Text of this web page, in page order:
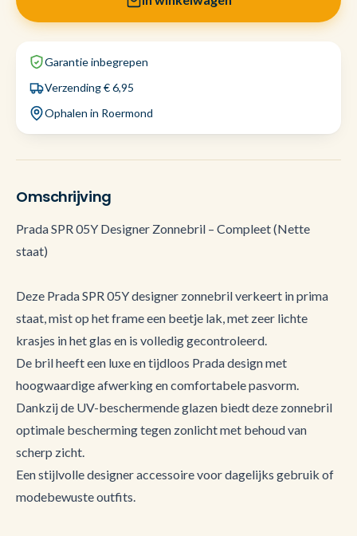
Garantie inbegrepen
Verzending € 6,95
Ophalen in Roermond
Omschrijving
Prada SPR 05Y Designer Zonnebril – Compleet (Nette
staat)
Deze Prada SPR 05Y designer zonnebril verkeert in prima
staat, mist op het frame een beetje lak, met zeer lichte
krasjes in het glas en is volledig gecontroleerd.
De bril heeft een luxe en tijdloos Prada design met
hoogwaardige afwerking en comfortabele pasvorm.
Dankzij de UV-beschermende glazen biedt deze zonnebril
optimale bescherming tegen zonlicht met behoud van
scherp zicht.
Een stijlvolle designer accessoire voor dagelijks gebruik of
modebewuste outfits.